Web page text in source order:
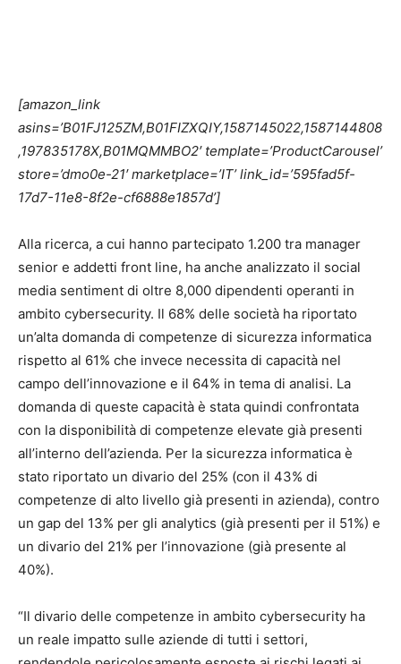
[amazon_link
asins=’B01FJ125ZM,B01FIZXQIY,1587145022,1587144808
,197835178X,B01MQMMBO2′ template=’ProductCarousel’
store=’dmo0e-21′ marketplace=’IT’ link_id=’595fad5f-
17d7-11e8-8f2e-cf6888e1857d’]
Alla ricerca, a cui hanno partecipato 1.200 tra manager
senior e addetti front line, ha anche analizzato il social
media sentiment di oltre 8,000 dipendenti operanti in
ambito cybersecurity. Il 68% delle società ha riportato
un’alta domanda di competenze di sicurezza informatica
rispetto al 61% che invece necessita di capacità nel
campo dell’innovazione e il 64% in tema di analisi. La
domanda di queste capacità è stata quindi confrontata
con la disponibilità di competenze elevate già presenti
all’interno dell’azienda. Per la sicurezza informatica è
stato riportato un divario del 25% (con il 43% di
competenze di alto livello già presenti in azienda), contro
un gap del 13% per gli analytics (già presenti per il 51%) e
un divario del 21% per l’innovazione (già presente al
40%).
“Il divario delle competenze in ambito cybersecurity ha
un reale impatto sulle aziende di tutti i settori,